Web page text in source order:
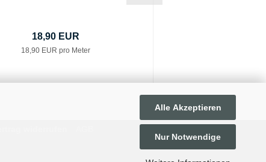
Alle Akzeptieren
Nur Notwendige
18,90 EUR
18,90 EUR pro Meter